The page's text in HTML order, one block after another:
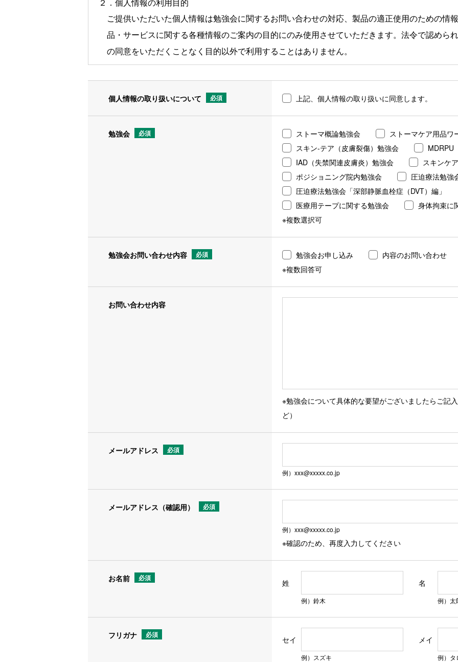
ご提供いただいた個人情報は勉強会に関するお問い合わせの対応、製品の適正使用のための情
品・サービスに関する各種情報のご案内の目的にのみ使用させていただきます。法令で認めら
の同意をいただくことなく目的以外で利用することはありません。
３．個人情報の第三者提供について
法律で定められている場合を除いて、個人情報をお客様の同意なしに第三者に提供することはあ
４．個人情報の取り扱いの委託について
「個人情報の利用目的」の範囲内において、取得した個人情報の取り扱いを業務に応じて当社
結んだ企業に対して業務委託する場合があります。
ご提供いただいた個人情報を正確かつ最新の状態で保管・管理するよう努めるとともに、漏洩
び第三者への提供の停止）をご希望される場合は、ご自身およびお申し出いただいた方がご本
８．当社開設ウェブサイトにおけるクッキーおよびウェブビーコンの利用について
態でご利用いただくために使用しています。お客様のブラウザの設定を変更することでクッキ
９．ご意見・ご要望のお申し出先
当社の個人情報の取り扱いに関するご意見・ご要望については、誠実かつ迅速な対応を行うよ
TEL.  03-5611-7800 （土・日・祝日を除く午前8:30～午後5:30）
Email　security@alcare.co.jp
個人情報の取り扱いについて 必須 上記、個人情報の取り扱いに同意します。
勉強会 必須 ストーマ概論勉強会
ストーマケア用品ワ
スキン-テア（皮膚裂傷）勉強会
MDRPU
IAD（失禁関連皮膚炎）勉強会
スキンケ
ポジショニング院内勉強会
圧迫療法勉強
圧迫療法勉強会「深部静脈血栓症（DVT）編」
医療用テープに関する勉強会
身体拘束に
※複数選択可
勉強会お問い合わせ内容 必須 勉強会お申し込み
内容のお問い合わせ
※複数回答可
お問い合わせ内容
※勉強会について具体的な要望がございましたらご記
ど）
メールアドレス 必須
例）xxx@xxxxx.co.jp
メールアドレス（確認用） 必須
例）xxx@xxxxx.co.jp
※確認のため、再度入力してください
お名前 必須 姓
例）鈴木
名
例）太
フリガナ 必須 セイ
例）スズキ
メイ
例）タ